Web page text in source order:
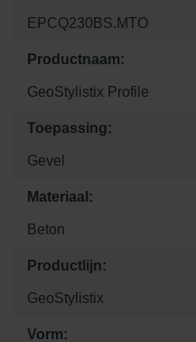
EPCQ230BS.MTO
Productnaam:
GeoStylistix Profile
Toepassing:
Gevel
Materiaal:
Beton
Productlijn:
GeoStylistix
Vorm: